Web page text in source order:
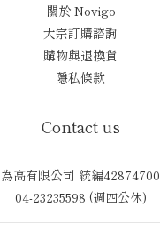
關於 Novigo
大宗訂購諮詢
購物與退換貨
隱私條款
Contact us
為高有限公司 統編42874700
04-23235598 (週四公休)